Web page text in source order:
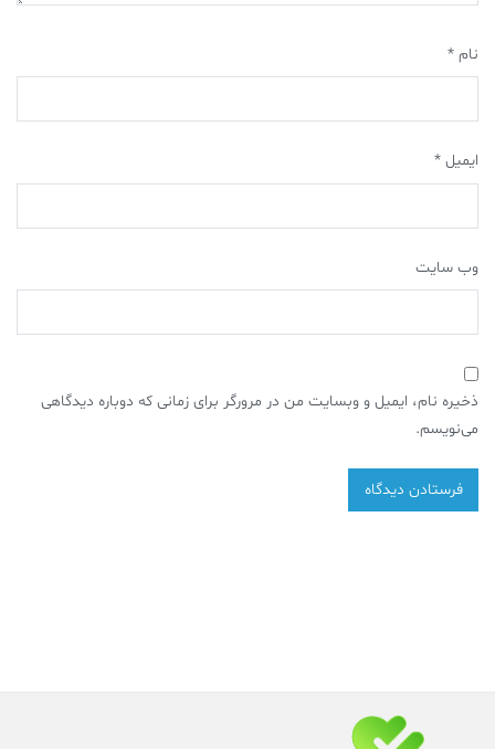
نام *
ایمیل *
وب‌ سایت
ذخیره نام، ایمیل و وبسایت من در مرورگر برای زمانی که دوباره دیدگاهی
می‌نویسم.